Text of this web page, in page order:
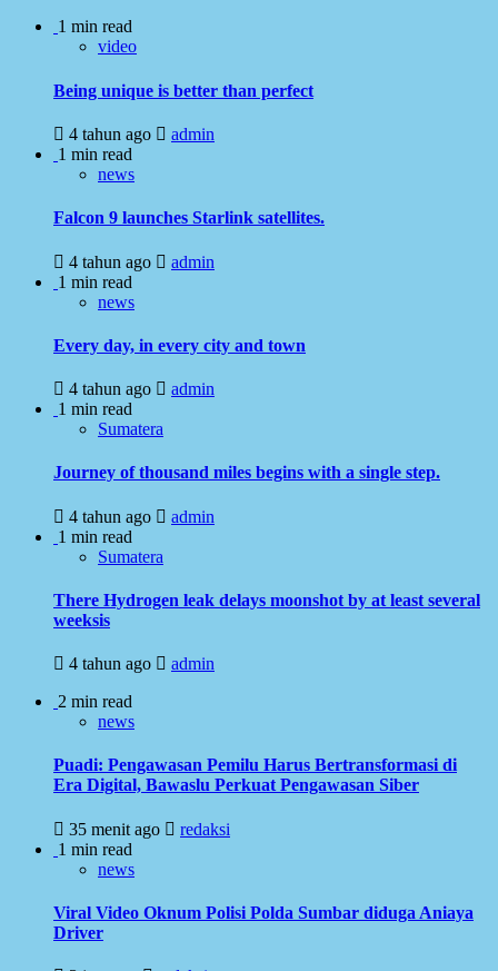
1 min read
video
Being unique is better than perfect
4 tahun ago
admin
1 min read
news
Falcon 9 launches Starlink satellites.
4 tahun ago
admin
1 min read
news
Every day, in every city and town
4 tahun ago
admin
1 min read
Sumatera
Journey of thousand miles begins with a single step.
4 tahun ago
admin
1 min read
Sumatera
There Hydrogen leak delays moonshot by at least several
weeksis
4 tahun ago
admin
2 min read
news
Puadi: Pengawasan Pemilu Harus Bertransformasi di
Era Digital, Bawaslu Perkuat Pengawasan Siber
35 menit ago
redaksi
1 min read
news
Viral Video Oknum Polisi Polda Sumbar diduga Aniaya
Driver